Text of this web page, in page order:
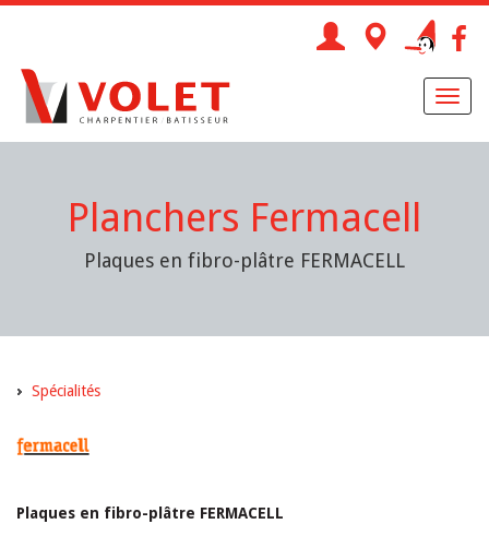
Planchers Fermacell
Plaques en fibro-plâtre FERMACELL
Spécialités
Plaques en fibro-plâtre FERMACELL